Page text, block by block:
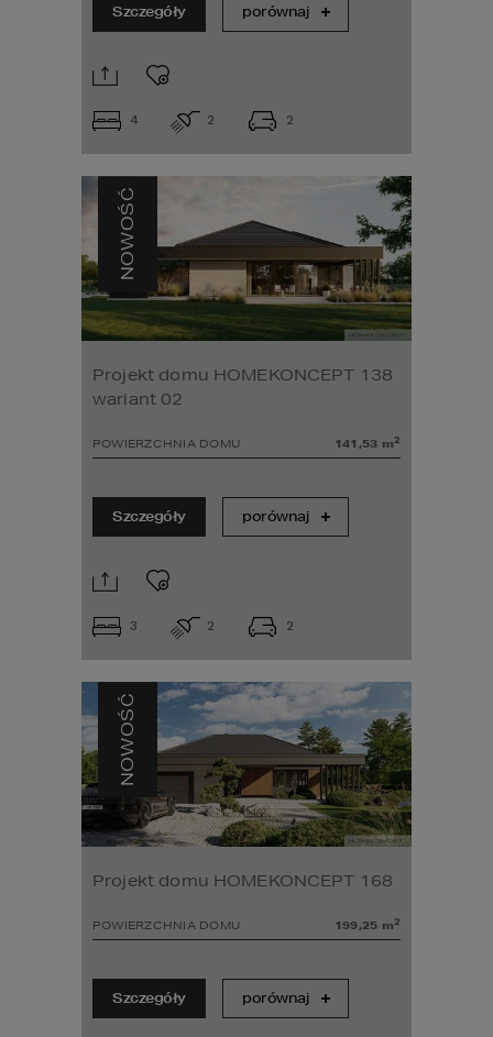
4 2 2
Szczegóły porównaj
NOWOŚĆ
Projekt domu HOMEKONCEPT 138
wariant 02
POWIERZCHNIA DOMU 141,53 m2
3 2 2
Szczegóły porównaj
NOWOŚĆ
Projekt domu HOMEKONCEPT 168
POWIERZCHNIA DOMU 199,25 m2
Szczegóły porównaj